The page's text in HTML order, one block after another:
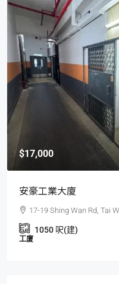
$17,000
安豪工業大廈
17-19 Shing Wan Rd, Tai
1050 呎(建)
工廈